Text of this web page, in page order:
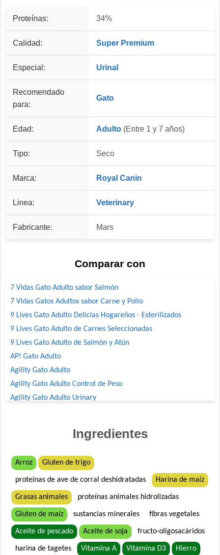
Proteínas: 34%
Calidad: Super Premium
Especial: Urinal
Recomendado
para:
Gato
Edad: Adulto (Entre 1 y 7 años)
Tipo: Seco
Marca: Royal Canin
Linea: Veterinary
Fabricante: Mars
Comparar con
7 Vidas Gato Adulto sabor Salmón
7 Vidas Gatos Adultos sabor Carne y Pollo
9 Lives Gato Adulto Delicias Hogareños - Esterilizados
9 Lives Gato Adulto de Carnes Seleccionadas
9 Lives Gato Adulto de Salmón y Atún
AP! Gato Adulto
Agility Gato Adulto
Agility Gato Adulto Control de Peso
Agility Gato Adulto Urinary
Bonelo Gato Adulto
Bonelo Gato Adulto
Brio Gato Adulto
Capitán Gato Adulto
Cari Amici Gato Adulto Sabor Carne, Pollo y Atún
Cari Amici Gato Adulto Sabor Pescados
Cat Chow Gato Adulto Sabor Carne y Pollo
Ingredientes
Arroz Gluten de trigo
proteínas de ave de corral deshidratadas Harina de maíz
Grasas animales proteínas animales hidrolizadas
Gluten de maíz sustancias minerales fibras vegetales
Aceite de pescado Aceite de soja fructo-oligosacáridos
harina de tagetes Vitamina A Vitamina D3 Hierro